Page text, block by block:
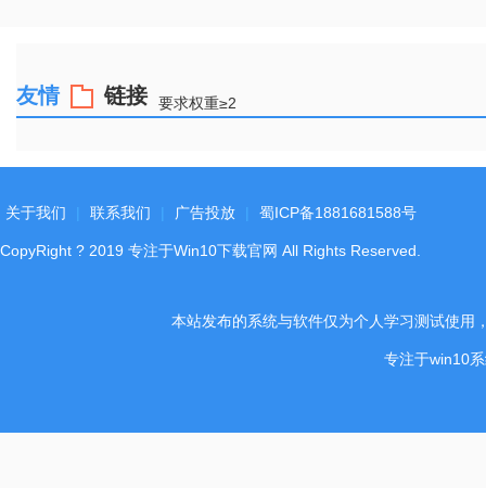
友情 链接 要求权重≥2
关于我们 联系我们 广告投放 蜀ICP备1881681588号
CopyRight ? 2019 专注于Win10下载官网 All Rights Reserved.
本站发布的系统与软件仅为个人学习测试使用
专注于win10